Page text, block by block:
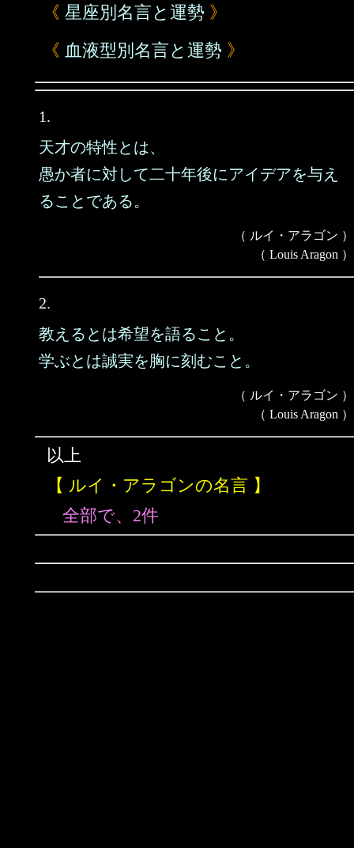
《 星座別名言と運勢 》
《 血液型別名言と運勢 》
1.
天才の特性とは、
愚か者に対して二十年後にアイデアを与え
ることである。
（ ルイ・アラゴン ）
（ Louis Aragon ）
2.
教えるとは希望を語ること。
学ぶとは誠実を胸に刻むこと。
（ ルイ・アラゴン ）
（ Louis Aragon ）
以上
【 ルイ・アラゴンの名言 】
全部で、2件